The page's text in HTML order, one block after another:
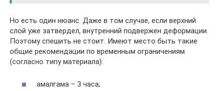
Но есть один нюанс. Даже в том случае, если верхний
слой уже затвердел, внутренний подвержен деформации.
Поэтому спешить не стоит. Имеют место быть такие
общие рекомендации по временным ограничениям
(согласно типу материала):
амалгама – 3 часа;